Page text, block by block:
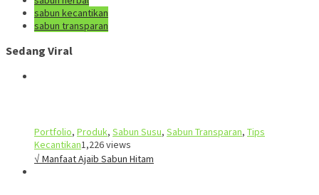
sabun kecantikan
sabun transparan
Sedang Viral
Portfolio, Produk, Sabun Susu, Sabun Transparan, Tips
Kecantikan1,226 views
√ Manfaat Ajaib Sabun Hitam